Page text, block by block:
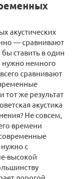
акустических
— сравнивают
ставить в один
нужно немного
сравнивают
тот же результат
акустика
Не совсем,
времени
нужно с
высокой
дорогой